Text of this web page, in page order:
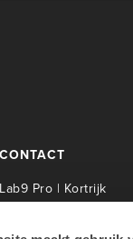
CONTACT
Lab9 Pro | Kortrijk
| Kortrijk